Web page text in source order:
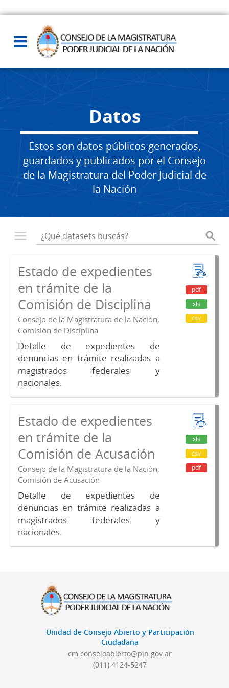
Datos
Estos son datos públicos generados,
guardados y publicados por el Consejo
de la Magistratura del Poder Judicial de
la Nación
Estado de expedientes
en trámite de la
Comisión de Disciplina
Consejo de la Magistratura de la Nación,
Comisión de Disciplina
Detalle de expedientes de
denuncias en trámite realizadas a
magistrados federales y
nacionales.
pdf
xls
csv
Estado de expedientes
en trámite de la
Comisión de Acusación
Consejo de la Magistratura de la Nación,
Comisión de Acusación
Detalle de expedientes de
denuncias en trámite realizadas a
magistrados federales y
nacionales.
xls
csv
pdf
Unidad de Consejo Abierto y Participación
Ciudadana
cm.consejoabierto@pjn.gov.ar
(011) 4124-5247